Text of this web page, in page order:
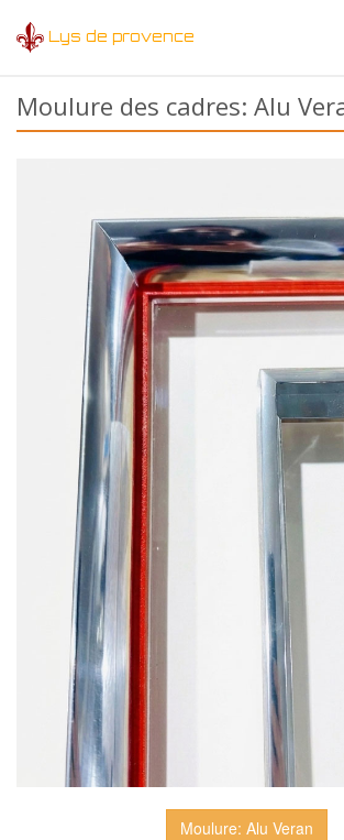
Lys de provence
Moulure des cadres: Alu
Moulure: Alu Veran